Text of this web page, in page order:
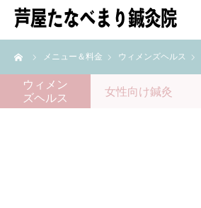
メニュー＆料金 ウィメンズヘルス
ウィメン
ズヘルス
女性向け鍼灸
HOME
鍼灸師紹介